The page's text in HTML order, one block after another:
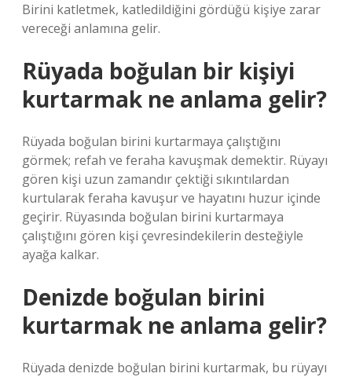
Birini katletmek, katledildiğini gördüğü kişiye zarar
vereceği anlamına gelir.
Rüyada boğulan bir kişiyi
kurtarmak ne anlama gelir?
Rüyada boğulan birini kurtarmaya çalıştığını
görmek; refah ve feraha kavuşmak demektir. Rüyayı
gören kişi uzun zamandır çektiği sıkıntılardan
kurtularak feraha kavuşur ve hayatını huzur içinde
geçirir. Rüyasında boğulan birini kurtarmaya
çalıştığını gören kişi çevresindekilerin desteğiyle
ayağa kalkar.
Denizde boğulan birini
kurtarmak ne anlama gelir?
Rüyada denizde boğulan birini kurtarmak, bu rüyayı